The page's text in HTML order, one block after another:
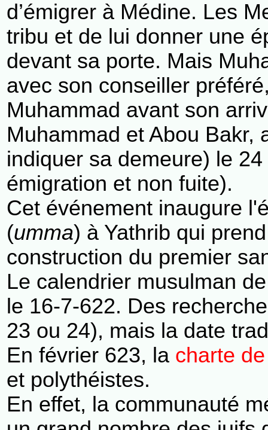
d’émigrer à Médine. Les
tribu et de lui donner une
devant sa porte. Mais
avec son conseiller
Muhammad avant son
Muhammad et Abou Bakr,
indiquer sa demeure) le 24
émigration et non fuite).
Cet événement inaugure
(umma) à Yathrib qui
construction du premier
Le calendrier musulman
le 16-7-622. Des
23 ou 24), mais la date
En février 623, la charte
et polythéistes.
En effet, la communauté